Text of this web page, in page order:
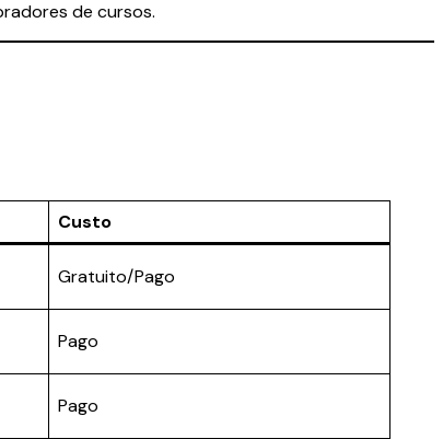
de cursos.
Custo
Gratuito/Pago
Pago
Pago